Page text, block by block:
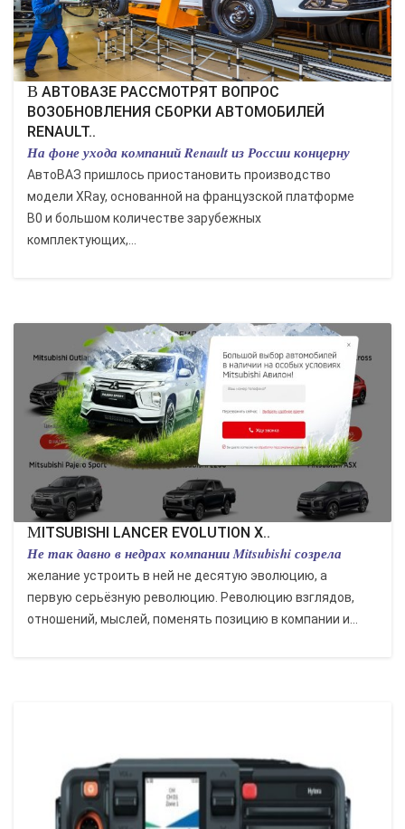
В АВТОВАЗЕ РАССМОТРЯТ ВОПРОС
ВОЗОБНОВЛЕНИЯ СБОРКИ АВТОМОБИЛЕЙ
RENAULT..
На фоне ухода компаний Renault из России концерну
АвтоВАЗ пришлось приостановить производство
модели XRay, основанной на французской платформе
B0 и большом количестве зарубежных
комплектующих,...
MITSUBISHI LANCER EVOLUTION X..
Не так давно в недрах компании Mitsubishi созрела
желание устроить в ней не десятую эволюцию, а
первую серьёзную революцию. Революцию взглядов,
отношений, мыслей, поменять позицию в компании и...